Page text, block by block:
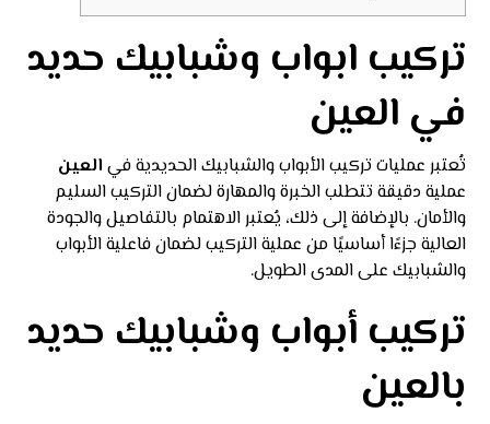
تركيب ابواب وشبابيك حديد
في العين
تُعتبر عمليات تركيب الأبواب والشبابيك الحديدية في العين
عملية دقيقة تتطلب الخبرة والمهارة لضمان التركيب السليم
والأمان. بالإضافة إلى ذلك، يُعتبر الاهتمام بالتفاصيل والجودة
العالية جزءًا أساسيًا من عملية التركيب لضمان فاعلية الأبواب
والشبابيك على المدى الطويل.
تركيب أبواب وشبابيك حديد
بالعين